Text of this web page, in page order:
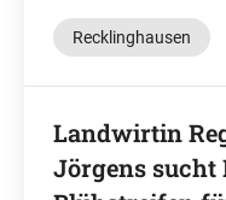
Recklinghausen
Landwirtin
Jörgens sucht